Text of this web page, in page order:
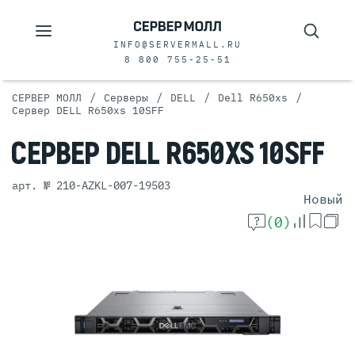
INFO@SERVERMALL.RU
8 800 755-25-51
СЕРВЕР МОЛЛ / Серверы / DELL / Dell R650xs /
Сервер DELL R650xs 10SFF
СЕРВЕР DELL R650XS10SFF
арт. № 210-AZKL-007-19503
Новый
(0)